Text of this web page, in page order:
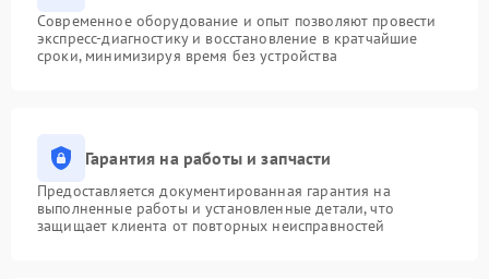
Современное оборудование и опыт позволяют провести
экспресс-диагностику и восстановление в кратчайшие
сроки, минимизируя время без устройства
Гарантия на работы и запчасти
Предоставляется документированная гарантия на
выполненные работы и установленные детали, что
защищает клиента от повторных неисправностей